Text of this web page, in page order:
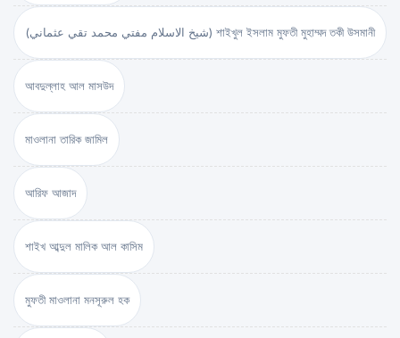
(شيخ الاسلام مفتي محمد تقي عثماني) শাইখুল ইসলাম মুফতী মুহাম্মদ তকী উসমানী
আবদুল্লাহ আল মাসউদ
মাওলানা তারিক জামিল
আরিফ আজাদ
শাইখ আব্দুল মালিক আল কাসিম
মুফতী মাওলানা মনসূরুল হক